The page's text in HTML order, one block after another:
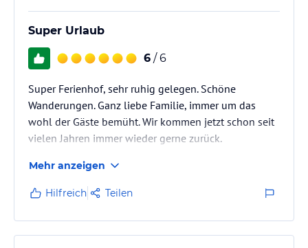
Super Urlaub
6 / 6
Super Ferienhof, sehr ruhig gelegen. Schöne
Wanderungen. Ganz liebe Familie, immer um das
wohl der Gäste bemüht. Wir kommen jetzt schon seit
vielen Jahren immer wieder gerne zurück.
Mehr anzeigen
Hilfreich Teilen